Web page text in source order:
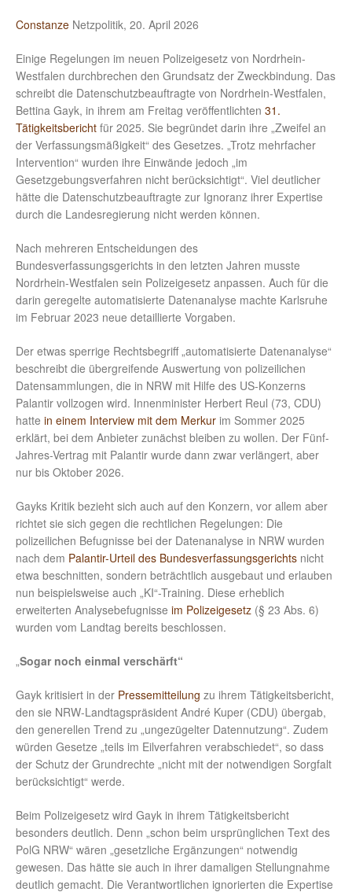
Constanze Netzpolitik, 20. April 2026
Einige Regelungen im neuen Polizeigesetz von Nordrhein-
Westfalen durchbrechen den Grundsatz der Zweckbindung. Das
schreibt die Datenschutzbeauftragte von Nordrhein-Westfalen,
Bettina Gayk, in ihrem am Freitag veröffentlichten 31.
Tätigkeitsbericht für 2025. Sie begründet darin ihre „Zweifel an
der Verfassungsmäßigkeit“ des Gesetzes. „Trotz mehrfacher
Intervention“ wurden ihre Einwände jedoch „im
Gesetzgebungsverfahren nicht berücksichtigt“. Viel deutlicher
hätte die Datenschutzbeauftragte zur Ignoranz ihrer Expertise
durch die Landesregierung nicht werden können.
Nach mehreren Entscheidungen des
Bundesverfassungsgerichts in den letzten Jahren musste
Nordrhein-Westfalen sein Polizeigesetz anpassen. Auch für die
darin geregelte automatisierte Datenanalyse machte Karlsruhe
im Februar 2023 neue detaillierte Vorgaben.
Der etwas sperrige Rechtsbegriff „automatisierte Datenanalyse“
beschreibt die übergreifende Auswertung von polizeilichen
Datensammlungen, die in NRW mit Hilfe des US-Konzerns
Palantir vollzogen wird. Innenminister Herbert Reul (73, CDU)
hatte in einem Interview mit dem Merkur im Sommer 2025
erklärt, bei dem Anbieter zunächst bleiben zu wollen. Der Fünf-
Jahres-Vertrag mit Palantir wurde dann zwar verlängert, aber
nur bis Oktober 2026.
Gayks Kritik bezieht sich auch auf den Konzern, vor allem aber
richtet sie sich gegen die rechtlichen Regelungen: Die
polizeilichen Befugnisse bei der Datenanalyse in NRW wurden
nach dem Palantir-Urteil des Bundesverfassungsgerichts nicht
etwa beschnitten, sondern beträchtlich ausgebaut und erlauben
nun beispielsweise auch „KI“-Training. Diese erheblich
erweiterten Analysebefugnisse im Polizeigesetz (§ 23 Abs. 6)
wurden vom Landtag bereits beschlossen.
„Sogar noch einmal verschärft“
Gayk kritisiert in der Pressemitteilung zu ihrem Tätigkeitsbericht,
den sie NRW-Landtagspräsident André Kuper (CDU) übergab,
den generellen Trend zu „ungezügelter Datennutzung“. Zudem
würden Gesetze „teils im Eilverfahren verabschiedet“, so dass
der Schutz der Grundrechte „nicht mit der notwendigen Sorgfalt
berücksichtigt“ werde.
Beim Polizeigesetz wird Gayk in ihrem Tätigkeitsbericht
besonders deutlich. Denn „schon beim ursprünglichen Text des
PolG NRW“ wären „gesetzliche Ergänzungen“ notwendig
gewesen. Das hätte sie auch in ihrer damaligen Stellungnahme
deutlich gemacht. Die Verantwortlichen ignorierten die Expertise